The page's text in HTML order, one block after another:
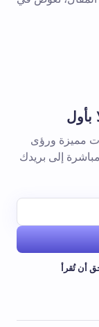
بأول
مميزة ورؤى
إلى بريدك
أن تُقرأ